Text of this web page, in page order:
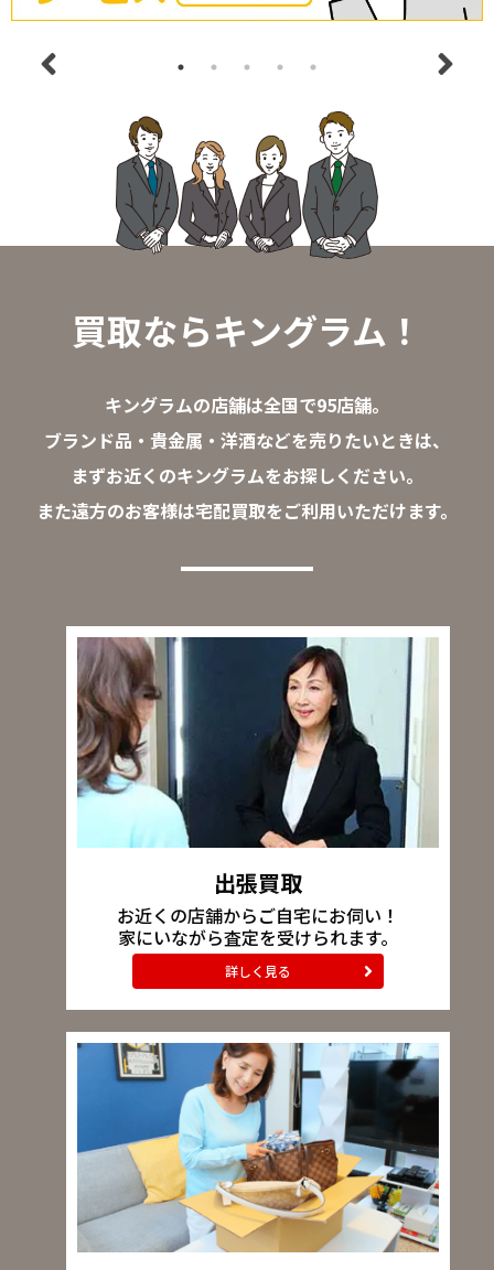
買取ならキングラム！
キングラムの店舗は全国で95店舗。
ブランド品・貴金属・洋酒などを売りたいときは、
まずお近くのキングラムをお探しください。
また遠方のお客様は宅配買取をご利用いただけます。
出張買取
お近くの店舗からご自宅にお伺い！
家にいながら査定を受けられます。
詳しく見る